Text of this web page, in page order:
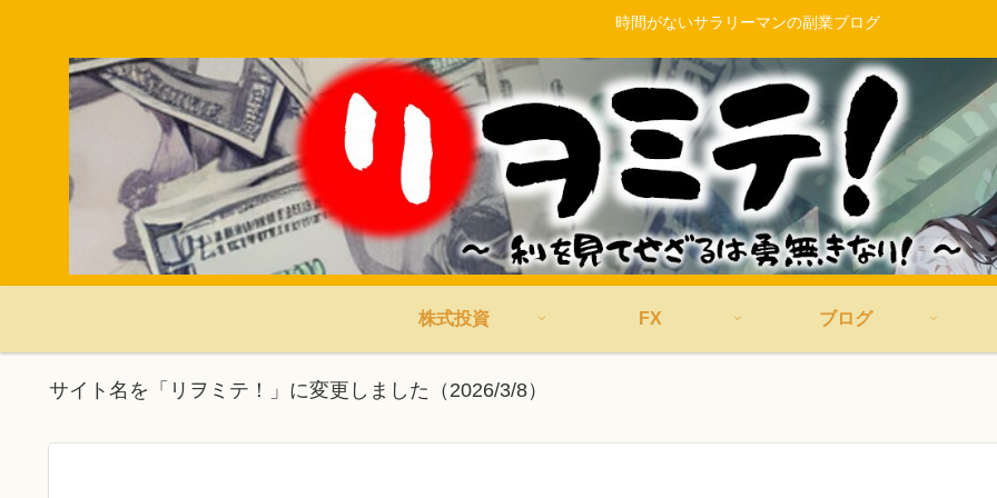
時間がないサラリーマンの副業ブログ
株式投資 FX ブログ
サイト名を「リヲミテ！」に変更しました（2026/3/8）